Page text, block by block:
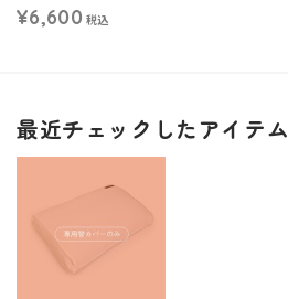
¥6,600 税込
最近チェックしたアイテム